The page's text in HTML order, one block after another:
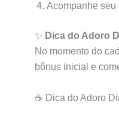
Acompanhe seu
✨ Dica do Adoro
No momento do
bônus inicial e
☕ Dica do Adoro